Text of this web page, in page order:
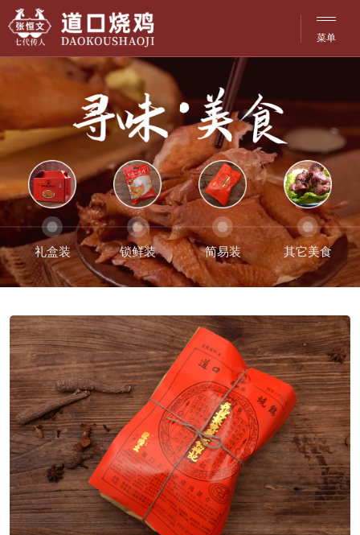
菜单
菜单
网站·首页
品牌·文化
历史·传承
产品·介绍
探访·分店
洽谈·合作
联系·服务
礼盒装 锁鲜装 简易装 其它美食